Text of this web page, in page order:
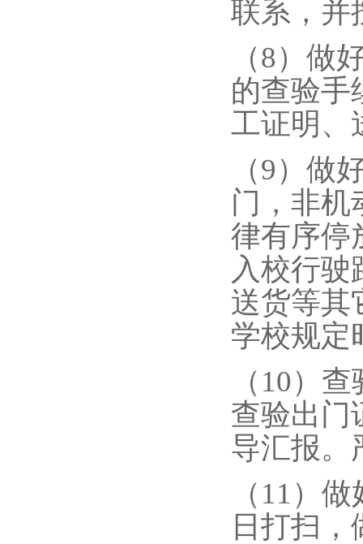
联系，并
（8）做
的查验手
工证明、
（9）做
门，非机
律有序停
入校行
送货等其
学校规定
（10）
查验出门
导汇报。
（11）
日打扫